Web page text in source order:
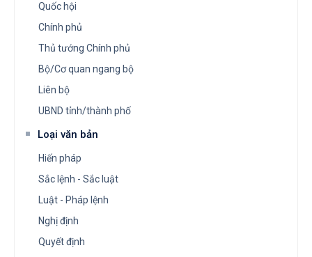
Quốc hội
Chính phủ
Thủ tướng Chính phủ
Bộ/Cơ quan ngang bộ
Liên bộ
UBND tỉnh/thành phố
Loại văn bản
Hiến pháp
Sắc lệnh - Sắc luật
Luật - Pháp lệnh
Nghị định
Quyết định